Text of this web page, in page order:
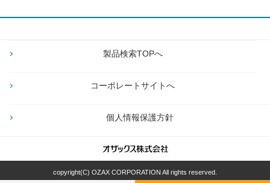
製品検索TOPへ
コーポレートサイトへ
個人情報保護方針
copyright(C) OZAX CORPORATION All rights reserved.